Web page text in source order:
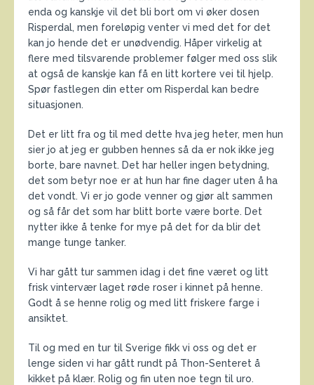
enda og kanskje vil det bli bort om vi øker dosen
Risperdal, men foreløpig venter vi med det for det
kan jo hende det er unødvendig. Håper virkelig at
flere med tilsvarende problemer følger med oss slik
at også de kanskje kan få en litt kortere vei til hjelp.
Spør fastlegen din etter om Risperdal kan bedre
situasjonen.
Det er litt fra og til med dette hva jeg heter, men hun
sier jo at jeg er gubben hennes så da er nok ikke jeg
borte, bare navnet. Det har heller ingen betydning,
det som betyr noe er at hun har fine dager uten å ha
det vondt. Vi er jo gode venner og gjør alt sammen
og så får det som har blitt borte være borte. Det
nytter ikke å tenke for mye på det for da blir det
mange tunge tanker.
Vi har gått tur sammen idag i det fine været og litt
frisk vintervær laget røde roser i kinnet på henne.
Godt å se henne rolig og med litt friskere farge i
ansiktet.
Til og med en tur til Sverige fikk vi oss og det er
lenge siden vi har gått rundt på Thon-Senteret å
kikket på klær. Rolig og fin uten noe tegn til uro.